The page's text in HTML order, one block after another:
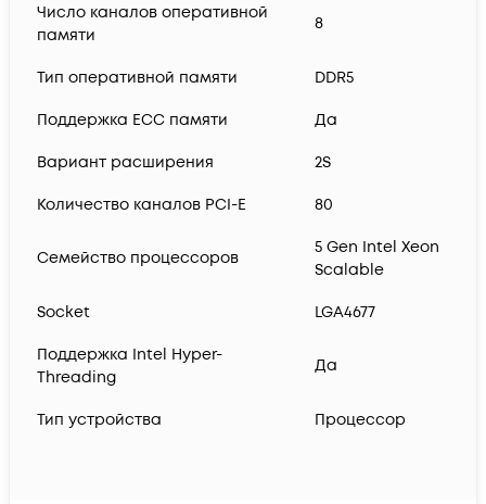
Число каналов оперативной
памяти
8
Тип оперативной памяти DDR5
Поддержка ECC памяти Да
Вариант расширения 2S
Количество каналов PCI-E 80
Семейство процессоров
5 Gen Intel Xeon
Scalable
Socket LGA4677
Поддержка Intel Hyper-
Threading
Да
Тип устройства Процессор